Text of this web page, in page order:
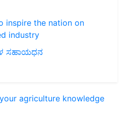
inspire the nation on
industry
agriculture knowledge
ಸಹಾಯಧನ